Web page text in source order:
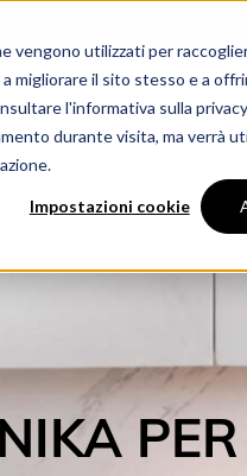
utilizzati per
il sito stesso e a
l'informativa sulla privacy
durante visita, ma verrà
Impostazioni cookie